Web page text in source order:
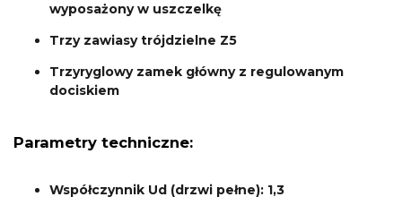
wyposażony w uszczelkę
Trzy zawiasy trójdzielne Z5
Trzyryglowy zamek główny z regulowanym
dociskiem
Parametry techniczne:
Współczynnik Ud (drzwi pełne): 1,3